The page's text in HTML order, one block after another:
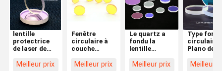
lentille
protectrice
de laser de
1064nmar
Meilleur prix
Fenêtre
circulaire à
couche
lentille
Meilleur prix
Le quartz a
fondu la
lentille
1064nm de
Meilleur prix
Type
circulaire
Plano de la
128x2mm
Meilleur